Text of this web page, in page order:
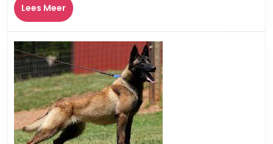
Lees MeerLees
Meer